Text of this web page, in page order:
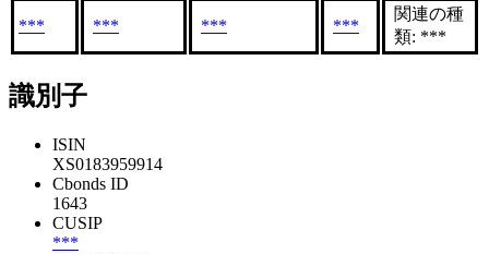
*** *** *** ***
関連の種
類: ***
識別子
ISIN
XS0183959914
Cbonds ID
1643
CUSIP
***